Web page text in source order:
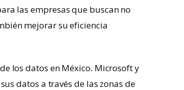
las empresas que buscan no
mejorar su eficiencia
los datos en México. Microsoft y
datos a través de las zonas de